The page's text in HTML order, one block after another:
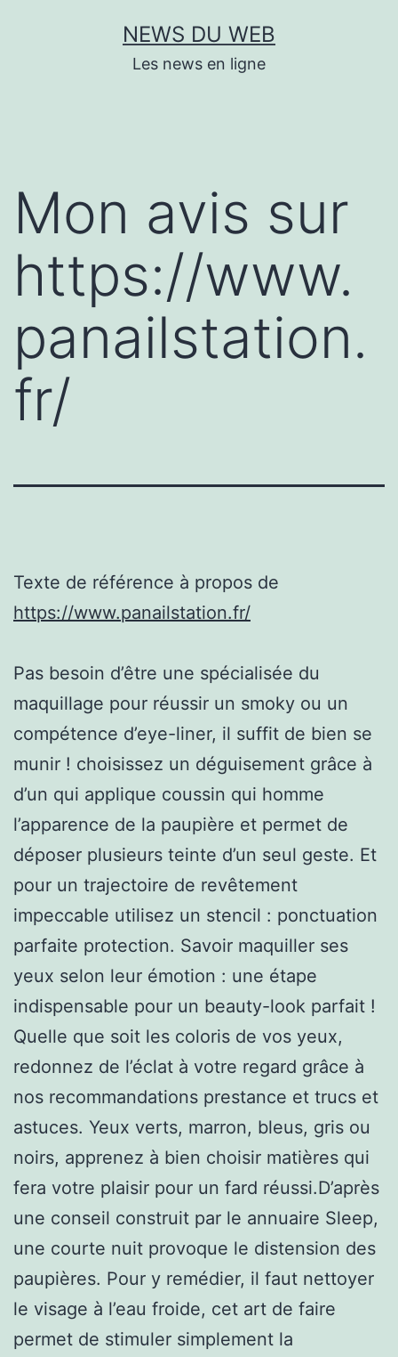
NEWS DU WEB
Les news en ligne
Mon avis sur
https://www.
panailstation.
fr/
Texte de référence à propos de
https://www.panailstation.fr/
Pas besoin d’être une spécialisée du
maquillage pour réussir un smoky ou un
compétence d’eye-liner, il suffit de bien se
munir ! choisissez un déguisement grâce à
d’un qui applique coussin qui homme
l’apparence de la paupière et permet de
déposer plusieurs teinte d’un seul geste. Et
pour un trajectoire de revêtement
impeccable utilisez un stencil : ponctuation
parfaite protection. Savoir maquiller ses
yeux selon leur émotion : une étape
indispensable pour un beauty-look parfait !
Quelle que soit les coloris de vos yeux,
redonnez de l’éclat à votre regard grâce à
nos recommandations prestance et trucs et
astuces. Yeux verts, marron, bleus, gris ou
noirs, apprenez à bien choisir matières qui
fera votre plaisir pour un fard réussi.D’après
une conseil construit par le annuaire Sleep,
une courte nuit provoque le distension des
paupières. Pour y remédier, il faut nettoyer
le visage à l’eau froide, cet art de faire
permet de stimuler simplement la